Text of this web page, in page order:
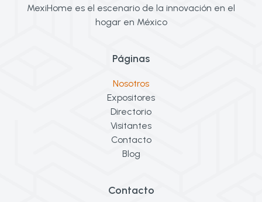
MexiHome es el escenario de la innovación en el
hogar en México
Páginas
Nosotros
Expositores
Directorio
Visitantes
Contacto
Blog
Contacto